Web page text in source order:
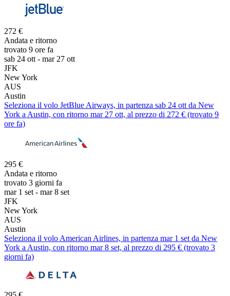
272 €
Andata e ritorno
trovato 9 ore fa
sab 24 ott - mar 27 ott
JFK
New York
AUS
Austin
Seleziona il volo JetBlue Airways, in partenza sab 24 ott da New
York a Austin, con ritorno mar 27 ott, al prezzo di 272 € (trovato 9
ore fa)
295 €
Andata e ritorno
trovato 3 giorni fa
mar 1 set - mar 8 set
JFK
New York
AUS
Austin
Seleziona il volo American Airlines, in partenza mar 1 set da New
York a Austin, con ritorno mar 8 set, al prezzo di 295 € (trovato 3
giorni fa)